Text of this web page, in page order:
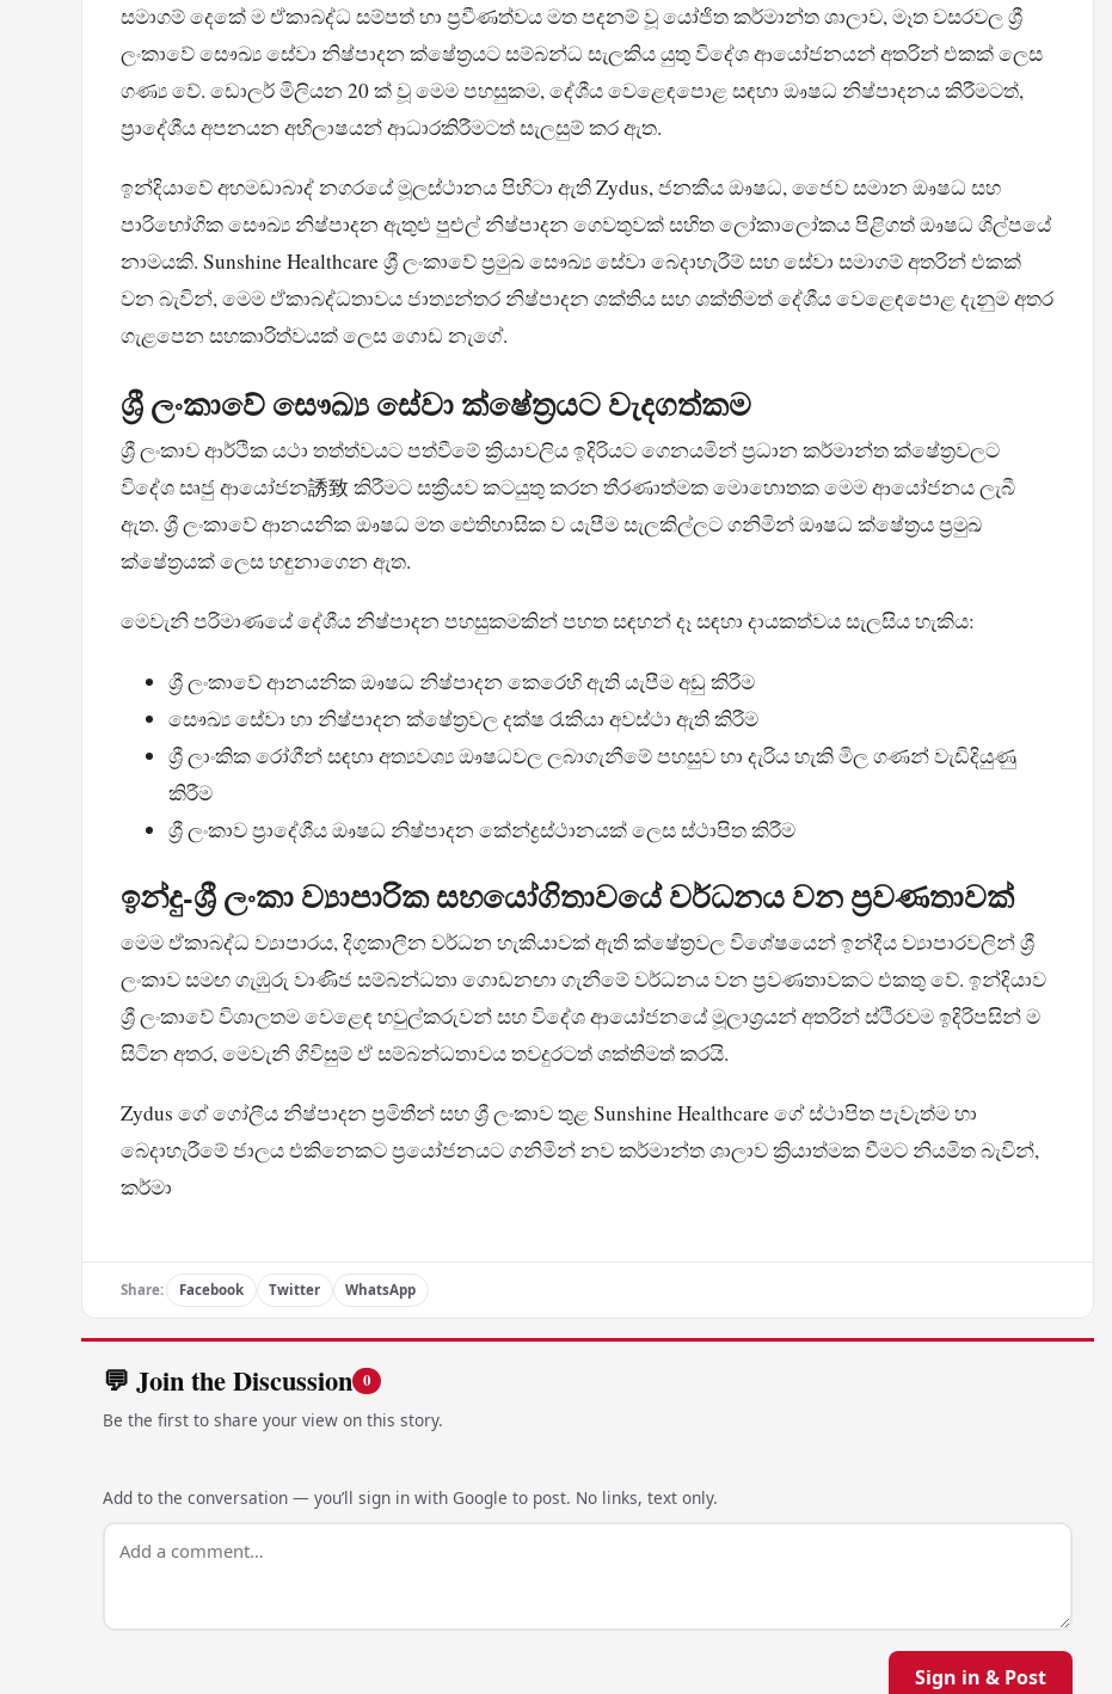
සමාගම් දෙකේ ම ඒකාබද්ධ සම්පත් හා ප්‍රවීණත්වය මත පදනම් වූ යෝජිත කර්මාන්ත ශාලාව, මෑත වසරවල ශ්‍රී
ලංකාවේ සෞඛ්‍ය සේවා නිෂ්පාදන ක්ෂේත්‍රයට සම්බන්ධ සැලකිය යුතු විදේශ ආයෝජනයන් අතරින් එකක් ලෙස
ගණ්‍ය වේ. ඩොලර් මිලියන 20 ක් වූ මෙම පහසුකම, දේශීය වෙළෙඳපොළ සඳහා ඖෂධ නිෂ්පාදනය කිරීමටත්,
ප්‍රාදේශීය අපනයන අභිලාෂයන් ආධාරකිරීමටත් සැලසුම් කර ඇත.
ඉන්දියාවේ අහමඩාබාද් නගරයේ මූලස්ථානය පිහිටා ඇති Zydus, ජනකීය ඖෂධ, ජෛව සමාන ඖෂධ සහ
පාරිභෝගික සෞඛ්‍ය නිෂ්පාදන ඇතුළු පුළුල් නිෂ්පාදන ගෙවතුවක් සහිත ලෝකාලෝකය පිළිගත් ඖෂධ ශිල්පයේ
නාමයකි. Sunshine Healthcare ශ්‍රී ලංකාවේ ප්‍රමුඛ සෞඛ්‍ය සේවා බෙදාහැරීම් සහ සේවා සමාගම් අතරින් එකක්
වන බැවින්, මෙම ඒකාබද්ධතාවය ජාත්‍යන්තර නිෂ්පාදන ශක්තිය සහ ශක්තිමත් දේශීය වෙළෙඳපොළ දැනුම අතර
ගැළපෙන සහකාරිත්වයක් ලෙස ගොඩ නැගේ.
ශ්‍රී ලංකාවේ සෞඛ්‍ය සේවා ක්ෂේත්‍රයට වැදගත්කම
ශ්‍රී ලංකාව ආර්ථික යථා තත්ත්වයට පත්වීමේ ක්‍රියාවලිය ඉදිරියට ගෙනයමින් ප්‍රධාන කර්මාන්ත ක්ෂේත්‍රවලට
විදේශ සෘජු ආයෝජන誘致 කිරීමට සක්‍රීයව කටයුතු කරන තීරණාත්මක මොහොතක මෙම ආයෝජනය ලැබී
ඇත. ශ්‍රී ලංකාවේ ආනයනික ඖෂධ මත ඓතිහාසික ව යැපීම සැලකිල්ලට ගනිමින් ඖෂධ ක්ෂේත්‍රය ප්‍රමුඛ
ක්ෂේත්‍රයක් ලෙස හඳුනාගෙන ඇත.
මෙවැනි පරිමාණයේ දේශීය නිෂ්පාදන පහසුකමකින් පහත සඳහන් දෑ සඳහා දායකත්වය සැලසිය හැකිය:
ශ්‍රී ලංකාවේ ආනයනික ඖෂධ නිෂ්පාදන කෙරෙහි ඇති යැපීම අඩු කිරීම
සෞඛ්‍ය සේවා හා නිෂ්පාදන ක්ෂේත්‍රවල දක්ෂ රැකියා අවස්ථා ඇති කිරීම
ශ්‍රී ලාංකික රෝගීන් සඳහා අත්‍යවශ්‍ය ඖෂධවල ලබාගැනීමේ පහසුව හා දැරිය හැකි මිල ගණන් වැඩිදියුණු
කිරීම
ශ්‍රී ලංකාව ප්‍රාදේශීය ඖෂධ නිෂ්පාදන කේන්ද්‍රස්ථානයක් ලෙස ස්ථාපිත කිරීම
ඉන්දු-ශ්‍රී ලංකා ව්‍යාපාරික සහයෝගිතාවයේ වර්ධනය වන ප්‍රවණතාවක්
මෙම ඒකාබද්ධ ව්‍යාපාරය, දිගුකාලීන වර්ධන හැකියාවක් ඇති ක්ෂේත්‍රවල විශේෂයෙන් ඉන්දීය ව්‍යාපාරවලින් ශ්‍රී
ලංකාව සමඟ ගැඹුරු වාණිජ සම්බන්ධතා ගොඩනඟා ගැනීමේ වර්ධනය වන ප්‍රවණතාවකට එකතු වේ. ඉන්දියාව
ශ්‍රී ලංකාවේ විශාලතම වෙළෙඳ හවුල්කරුවන් සහ විදේශ ආයෝජනයේ මූලාශ්‍රයන් අතරින් ස්ථිරවම ඉදිරිපසින් ම
සිටින අතර, මෙවැනි ගිවිසුම් ඒ සම්බන්ධතාවය තවදුරටත් ශක්තිමත් කරයි.
Zydus ගේ ගෝලීය නිෂ්පාදන ප්‍රමිතීන් සහ ශ්‍රී ලංකාව තුළ Sunshine Healthcare ගේ ස්ථාපිත පැවැත්ම හා
බෙදාහැරීමේ ජාලය එකිනෙකට ප්‍රයෝජනයට ගනිමින් නව කර්මාන්ත ශාලාව ක්‍රියාත්මක වීමට නියමිත බැවින්,
කර්මා
Share: Facebook Twitter WhatsApp
💬 Join the Discussion 0
Be the first to share your view on this story.
Add to the conversation — you’ll sign in with Google to post. No links, text only.
Sign in & Post